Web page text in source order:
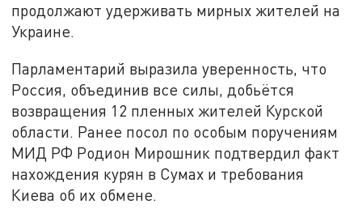
продолжают удерживать мирных жителей на
Украине.
Парламентарий выразила уверенность, что
Россия, объединив все силы, добьётся
возвращения 12 пленных жителей Курской
области. Ранее посол по особым поручениям
МИД РФ Родион Мирошник подтвердил факт
нахождения курян в Сумах и требования
Киева об их обмене.